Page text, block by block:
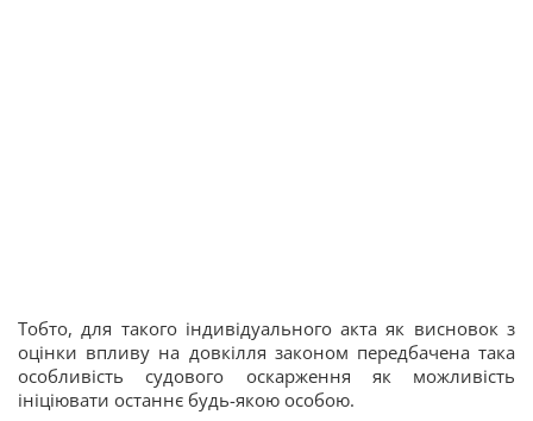
Тобто, для такого індивідуального акта як висновок з
оцінки впливу на довкілля законом передбачена така
особливість судового оскарження як можливість
ініціювати останнє будь-якою особою.